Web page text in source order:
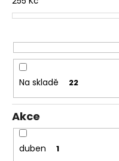
r
o
u
k
ů
Na skladě 22
Akce
duben 1